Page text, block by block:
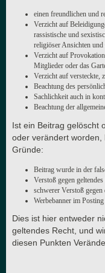
einen freundlichen und
Verzicht auf
rassistische und
religiöser Ansichten und
Verzicht auf
Mitglieder oder das
Verzicht auf versteckte,
Beachtung des
Sachlichkeit auch in
Beachtung der
Ist ein Beitrag gelöscht
oder verändert worden,
Gründe:
Beitrag wurde in der
Verstoß gegen
schwerer Verstoß
Werbebanner im
Dies ist hier entweder
geltendes Recht, und
diesen Punkten